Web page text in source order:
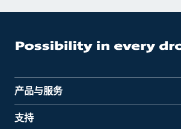
产品与服务
支持